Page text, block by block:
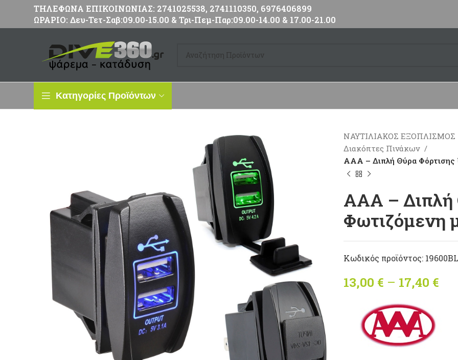
ΤΗΛΕΦΩΝΑ ΕΠΙΚΟΙΝΩΝΙΑΣ: 2741025538, 2741110350, 6976406899
ΩΡΑΡΙΟ: Δευ-Τετ-Σαβ:09.00-15.00 & Τρι-Πεμ-Παρ:09.00-14.00 & 17.00-21.00
Κατηγορίες Προϊόντων
ΝΑΥΤΙΛΙΑΚΟΣ ΕΞΟΠΛΙΣΜΟΣ
Διακόπτες Πινάκων
AAA – Διπλή Θύρα
AAA – Διπλή
Φωτιζόμενη
Κωδικός προϊόντος:
13,00 € – 17,40 €